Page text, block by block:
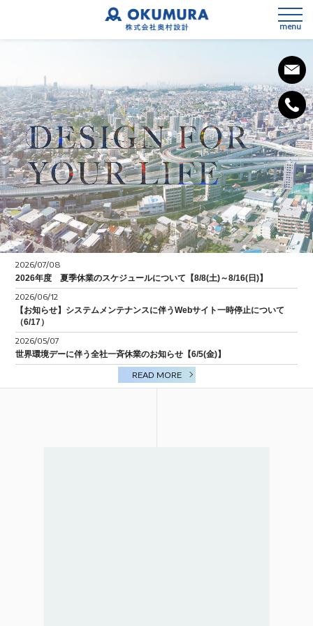
私たちの想い
会社概要
SDGsへの取組み
事業内容
3次元測量
設計
BIM/CIM
2026/07/08
2026年度 夏季休業のスケジュールについて【8/8(土)～8/16(日)】
2026/06/12
【お知らせ】システムメンテナンスに伴うWebサイト一時停止について
（6/17）
2026/05/07
世界環境デーに伴う全社一斉休業のお知らせ【6/5(金)】
READ MORE
menu